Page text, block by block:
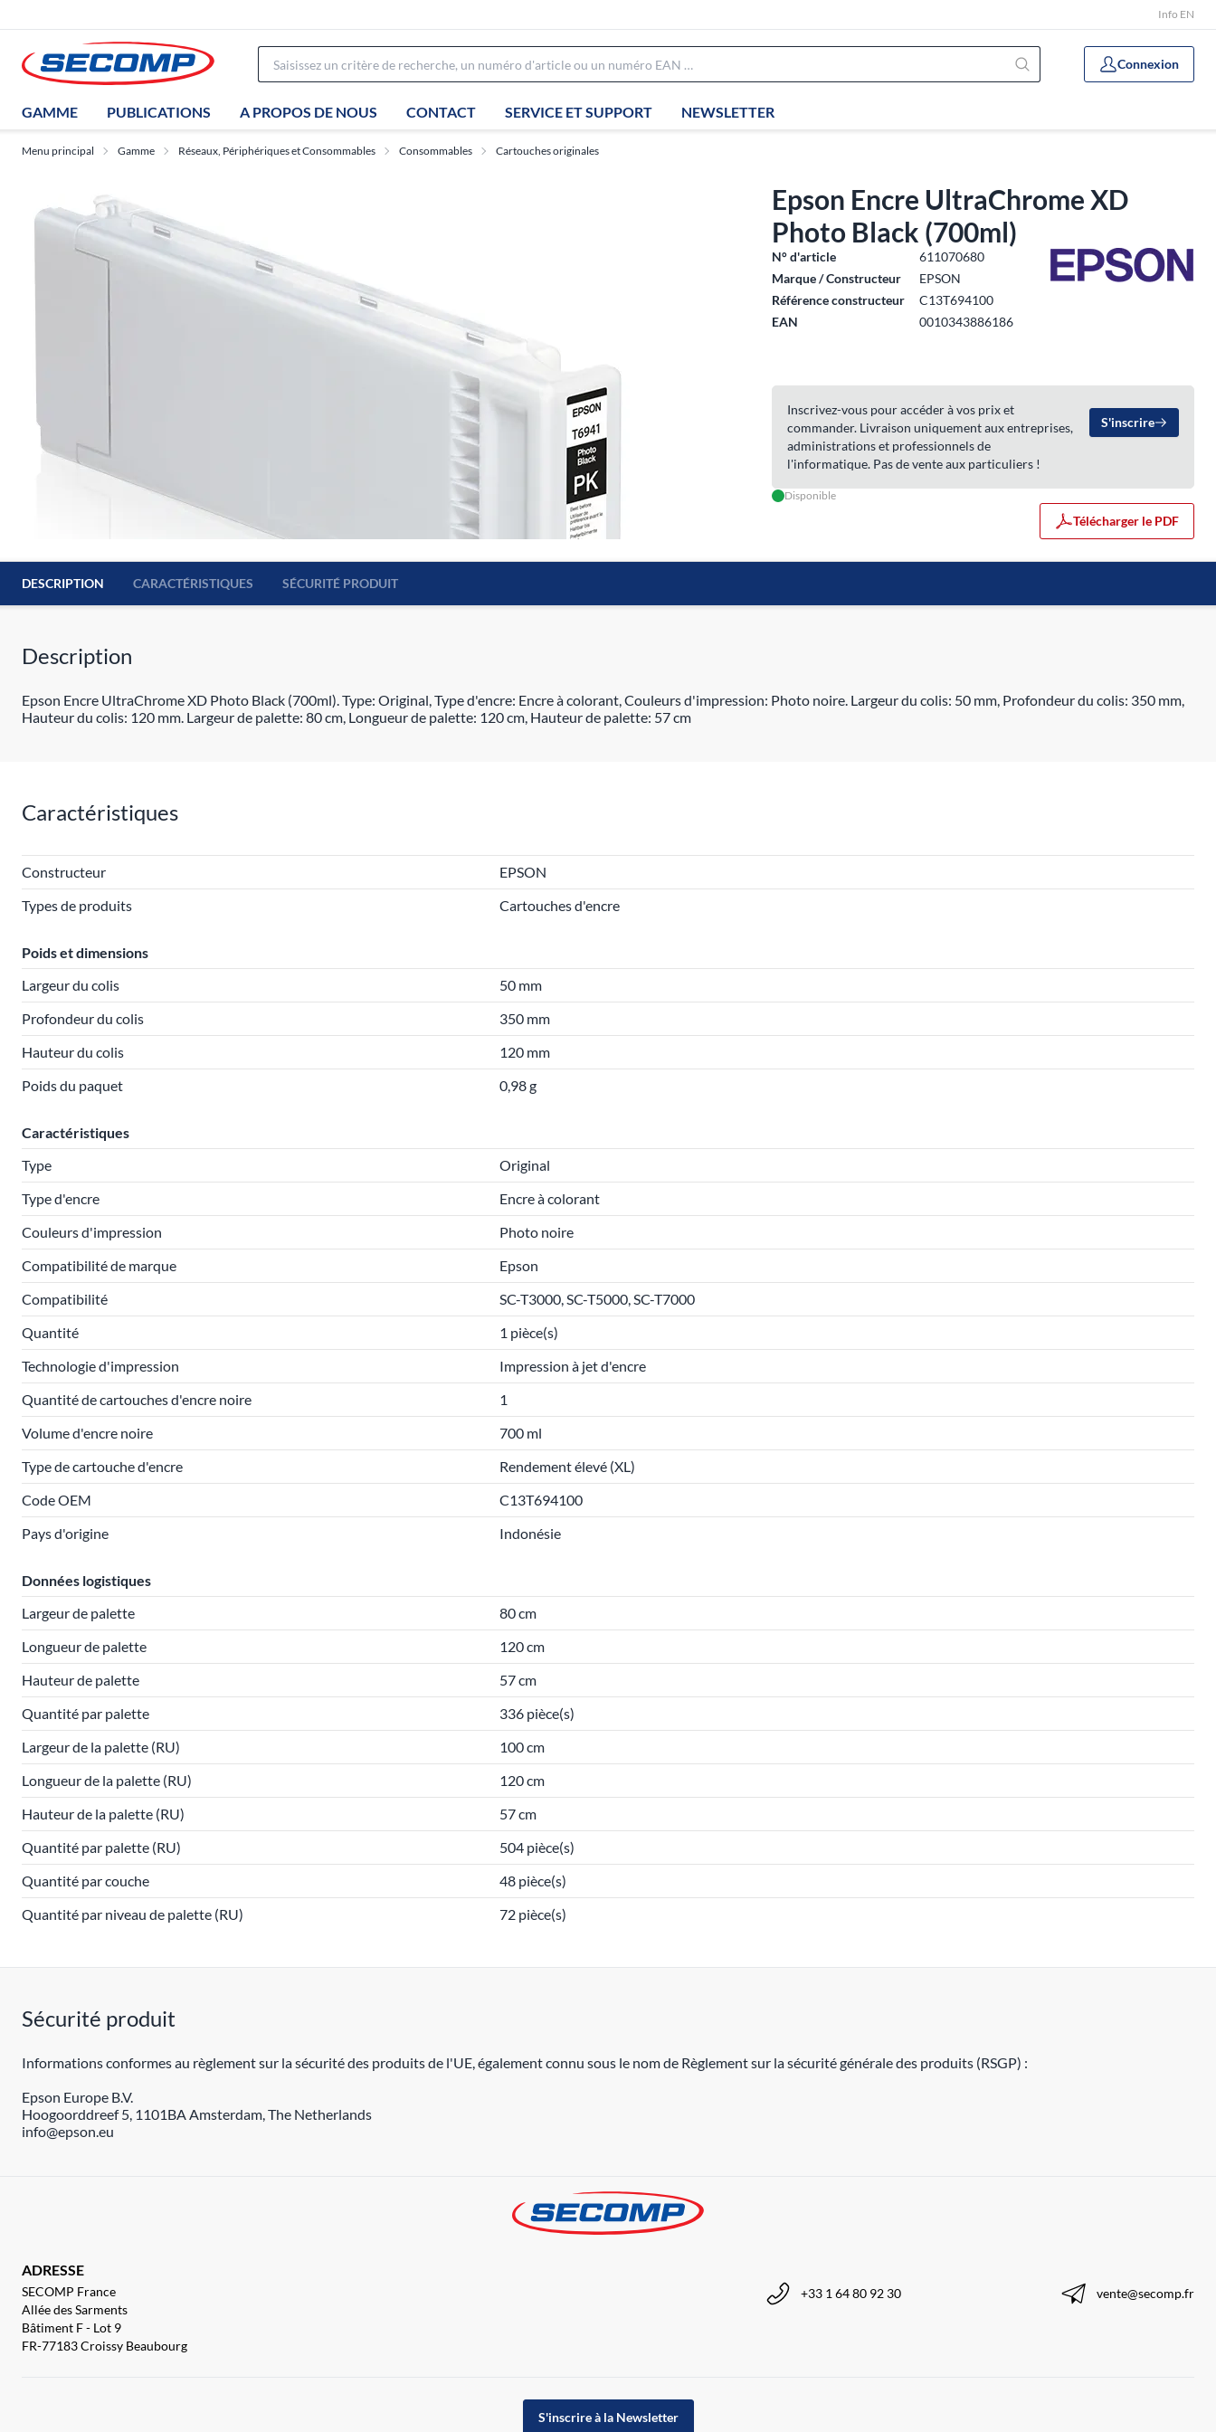
Info EN
Connexion
GAMME PUBLICATIONS A PROPOS DE NOUS CONTACT SERVICE ET SUPPORT NEWSLETTER
Menu principal Gamme Réseaux, Périphériques et Consommables Consommables Cartouches originales
Epson Encre UltraChrome XD
Photo Black (700ml)
N° d'article
611070680
Marque / Constructeur
EPSON
Référence constructeur
C13T694100
EAN
0010343886186
Inscrivez-vous pour accéder à vos prix et
commander. Livraison uniquement aux entreprises,
administrations et professionnels de
l'informatique. Pas de vente aux particuliers !
S'inscrire
Disponible
Télécharger le PDF
DESCRIPTION CARACTÉRISTIQUES SÉCURITÉ PRODUIT
Description
Epson Encre UltraChrome XD Photo Black (700ml). Type: Original, Type d'encre: Encre à colorant, Couleurs d'impression: Photo noire. Largeur du colis: 50 mm, Profondeur du colis: 350 mm,
Hauteur du colis: 120 mm. Largeur de palette: 80 cm, Longueur de palette: 120 cm, Hauteur de palette: 57 cm
Caractéristiques
Constructeur
EPSON
Types de produits
Cartouches d'encre
Poids et dimensions
Largeur du colis
50 mm
Profondeur du colis
350 mm
Hauteur du colis
120 mm
Poids du paquet
0,98 g
Caractéristiques
Type
Original
Type d'encre
Encre à colorant
Couleurs d'impression
Photo noire
Compatibilité de marque
Epson
Compatibilité
SC-T3000, SC-T5000, SC-T7000
Quantité
1 pièce(s)
Technologie d'impression
Impression à jet d'encre
Quantité de cartouches d'encre noire
1
Volume d'encre noire
700 ml
Type de cartouche d'encre
Rendement élevé (XL)
Code OEM
C13T694100
Pays d'origine
Indonésie
Données logistiques
Largeur de palette
80 cm
Longueur de palette
120 cm
Hauteur de palette
57 cm
Quantité par palette
336 pièce(s)
Largeur de la palette (RU)
100 cm
Longueur de la palette (RU)
120 cm
Hauteur de la palette (RU)
57 cm
Quantité par palette (RU)
504 pièce(s)
Quantité par couche
48 pièce(s)
Quantité par niveau de palette (RU)
72 pièce(s)
Sécurité produit
Informations conformes au règlement sur la sécurité des produits de l'UE, également connu sous le nom de Règlement sur la sécurité générale des produits (RSGP) :
Epson Europe B.V.
Hoogoorddreef 5, 1101BA Amsterdam, The Netherlands
info@epson.eu
ADRESSE
SECOMP France
Allée des Sarments
Bâtiment F - Lot 9
FR-77183 Croissy Beaubourg
+33 1 64 80 92 30 vente@secomp.fr
S'inscrire à la Newsletter